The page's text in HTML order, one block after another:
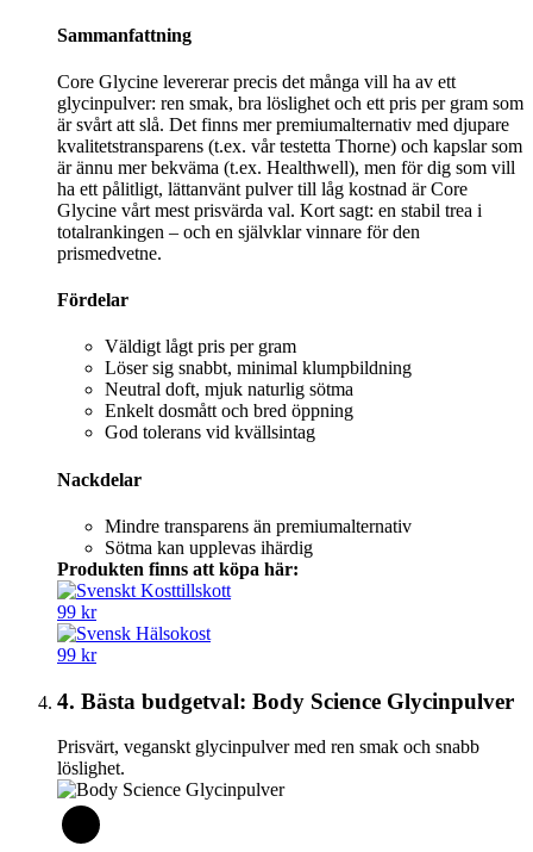
Sammanfattning
Core Glycine levererar precis det många vill ha av ett
glycinpulver: ren smak, bra löslighet och ett pris per gram som
är svårt att slå. Det finns mer premiumalternativ med djupare
kvalitetstransparens (t.ex. vår testetta Thorne) och kapslar som
är ännu mer bekväma (t.ex. Healthwell), men för dig som vill
ha ett pålitligt, lättanvänt pulver till låg kostnad är Core
Glycine vårt mest prisvärda val. Kort sagt: en stabil trea i
totalrankingen – och en självklar vinnare för den
prismedvetne.
Fördelar
Väldigt lågt pris per gram
Löser sig snabbt, minimal klumpbildning
Neutral doft, mjuk naturlig sötma
Enkelt dosmått och bred öppning
God tolerans vid kvällsintag
Nackdelar
Mindre transparens än premiumalternativ
Sötma kan upplevas ihärdig
Produkten finns att köpa här:
99 kr
99 kr
4. Bästa budgetval: Body Science Glycinpulver
Prisvärt, veganskt glycinpulver med ren smak och snabb
löslighet.